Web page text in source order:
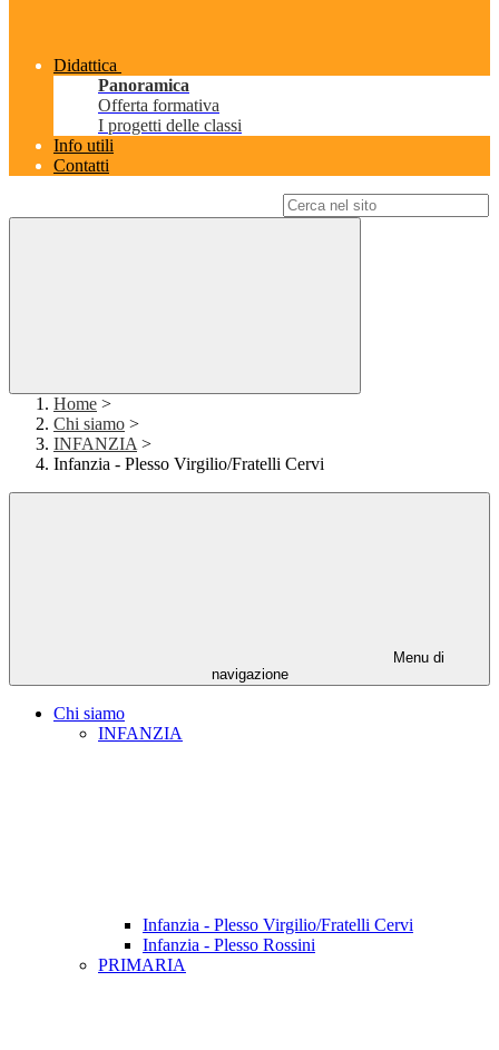
Didattica
Panoramica
Offerta formativa
I progetti delle classi
Info utili
Contatti
Home >
Chi siamo >
INFANZIA >
Infanzia - Plesso Virgilio/Fratelli Cervi
Menu di
navigazione
Chi siamo
INFANZIA
Infanzia - Plesso Virgilio/Fratelli Cervi
Infanzia - Plesso Rossini
PRIMARIA